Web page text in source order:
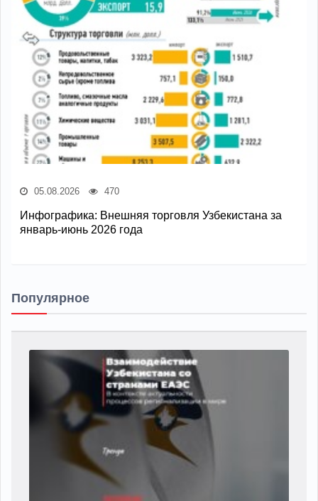
05.08.2026 470
Инфографика: Внешняя торговля Узбекистана за
январь-июнь 2026 года
Популярное